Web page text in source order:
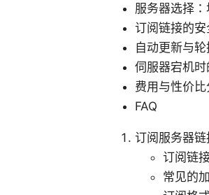
服务器选择
订阅链接的
自动更新与
伺服器宕机
费用与性价
FAQ
订阅服务器
订阅链
常见的